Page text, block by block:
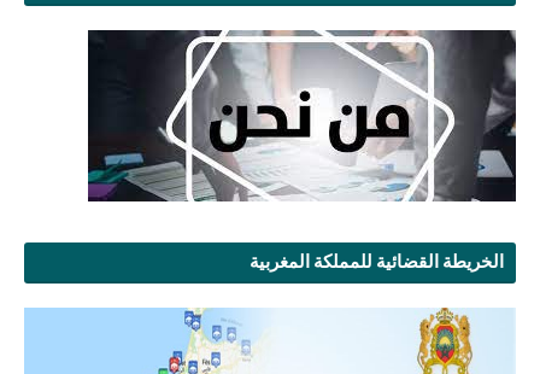
الخريطة القضائية للمملكة المغربية